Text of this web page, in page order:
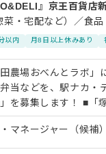
』京王百貨店
・宅配など）／食品
以内 月8日以上休みあり
田農場おべんとラボ
当などを、駅ナカ・
！ ■「塚田農場」ブランドの弁当事業！ 各施設内に入っている全店舗と
れぞれの施設内で売
者様が想いを込めて
届けすること。心か
マネージャー（候補）